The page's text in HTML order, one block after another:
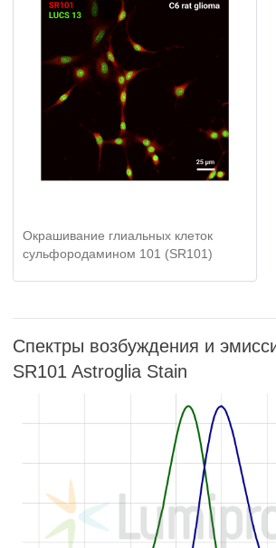
Окрашивание глиальных клеток
сульфородамином 101 (SR101)
Спектры возбуждения и
SR101 Astroglia Stain